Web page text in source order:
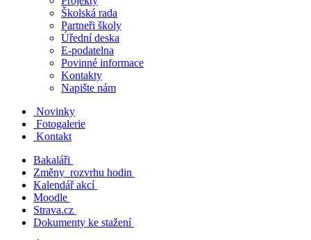
Školská rada
Partneři školy
Úřední deska
E-podatelna
Povinné informace
Kontakty
Napište nám
Novinky
Fotogalerie
Kontakt
Bakaláři
Změny rozvrhu hodin
Kalendář akcí
Moodle
Strava.cz
Dokumenty ke stažení